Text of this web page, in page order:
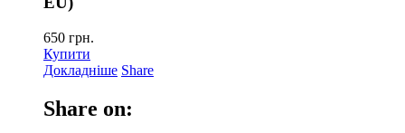
650 грн.
Купити
Докладніше Share
Share on: